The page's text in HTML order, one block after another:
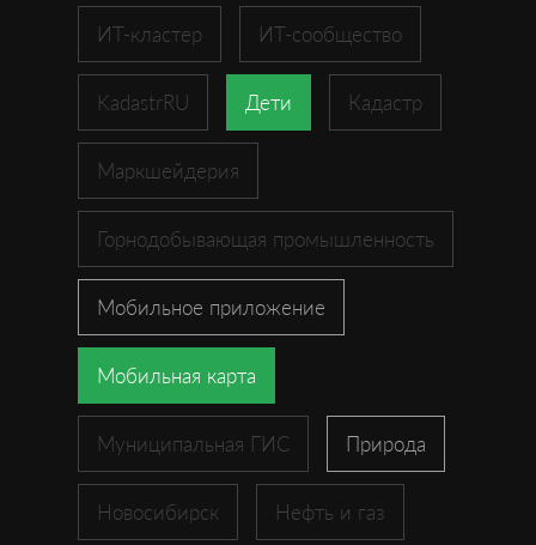
ИТ-кластер ИТ-сообщество
KadastrRU Дети Кадастр
Маркшейдерия
Горнодобывающая промышленность
Мобильное приложение
Мобильная карта
Муниципальная ГИС Природа
Новосибирск Нефть и газ